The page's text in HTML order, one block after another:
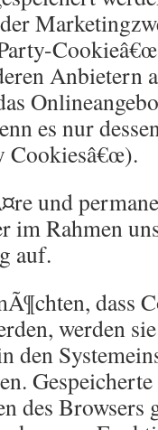
Anbietern
es nur
Cookiesâ€œ).
und
Rahmen
auf.
dass
werden
den
des Browsers